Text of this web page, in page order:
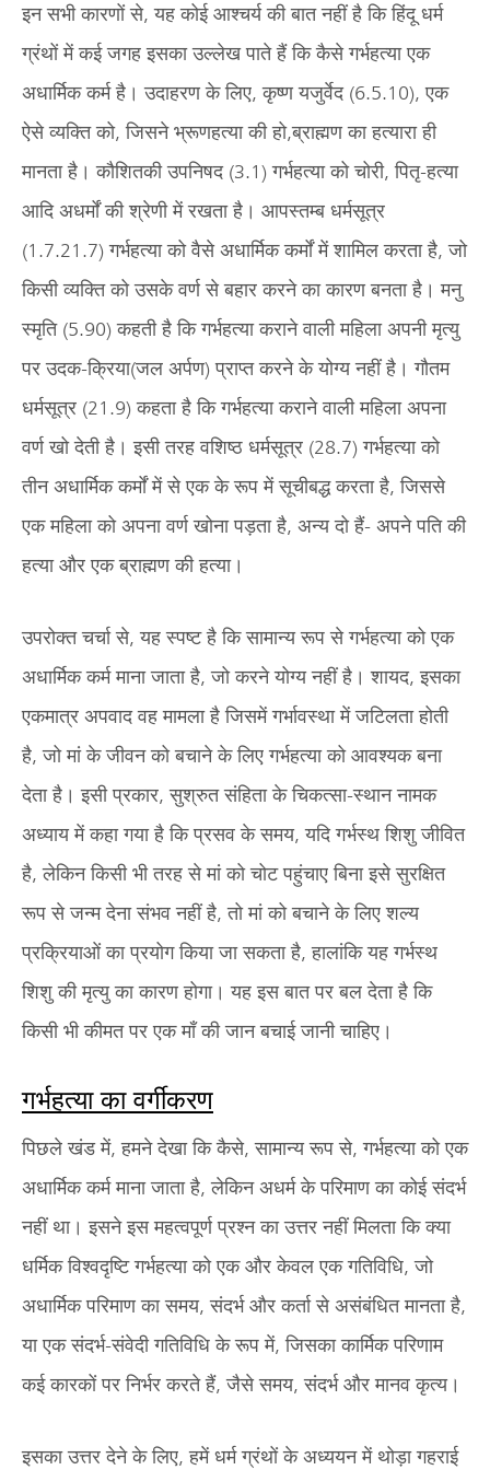
इन सभी कारणों से, यह कोई आश्चर्य की बात नहीं है कि हिंदू धर्म
ग्रंथों में कई जगह इसका उल्लेख पाते हैं कि कैसे गर्भहत्या एक
अधार्मिक कर्म है। उदाहरण के लिए, कृष्ण यजुर्वेद (6.5.10), एक
ऐसे व्यक्ति को, जिसने भ्रूणहत्या की हो,ब्राह्मण का हत्यारा ही
मानता है। कौशितकी उपनिषद (3.1) गर्भहत्या को चोरी, पितृ-हत्या
आदि अधर्मों की श्रेणी में रखता है। आपस्तम्ब धर्मसूत्र
(1.7.21.7) गर्भहत्या को वैसे अधार्मिक कर्मों में शामिल करता है, जो
किसी व्यक्ति को उसके वर्ण से बहार करने का कारण बनता है। मनु
स्मृति (5.90) कहती है कि गर्भहत्या कराने वाली महिला अपनी मृत्यु
पर उदक-क्रिया(जल अर्पण) प्राप्त करने के योग्य नहीं है। गौतम
धर्मसूत्र (21.9) कहता है कि गर्भहत्या कराने वाली महिला अपना
वर्ण खो देती है। इसी तरह वशिष्ठ धर्मसूत्र (28.7) गर्भहत्या को
तीन अधार्मिक कर्मों में से एक के रूप में सूचीबद्ध करता है, जिससे
एक महिला को अपना वर्ण खोना पड़ता है, अन्य दो हैं- अपने पति की
हत्या और एक ब्राह्मण की हत्या।
उपरोक्त चर्चा से, यह स्पष्ट है कि सामान्य रूप से गर्भहत्या को एक
अधार्मिक कर्म माना जाता है, जो करने योग्य नहीं है। शायद, इसका
एकमात्र अपवाद वह मामला है जिसमें गर्भावस्था में जटिलता होती
है, जो मां के जीवन को बचाने के लिए गर्भहत्या को आवश्यक बना
देता है। इसी प्रकार, सुश्रुत संहिता के चिकत्सा-स्थान नामक
अध्याय में कहा गया है कि प्रसव के समय, यदि गर्भस्थ शिशु जीवित
है, लेकिन किसी भी तरह से मां को चोट पहुंचाए बिना इसे सुरक्षित
रूप से जन्म देना संभव नहीं है, तो मां को बचाने के लिए शल्य
प्रक्रियाओं का प्रयोग किया जा सकता है, हालांकि यह गर्भस्थ
शिशु की मृत्यु का कारण होगा। यह इस बात पर बल देता है कि
किसी भी कीमत पर एक माँ की जान बचाई जानी चाहिए।
गर्भहत्या का वर्गीकरण
पिछले खंड में, हमने देखा कि कैसे, सामान्य रूप से, गर्भहत्या को एक
अधार्मिक कर्म माना जाता है, लेकिन अधर्म के परिमाण का कोई संदर्भ
नहीं था। इसने इस महत्वपूर्ण प्रश्न का उत्तर नहीं मिलता कि क्या
धर्मिक विश्वदृष्टि गर्भहत्या को एक और केवल एक गतिविधि, जो
अधार्मिक परिमाण का समय, संदर्भ और कर्ता से असंबंधित मानता है,
या एक संदर्भ-संवेदी गतिविधि के रूप में, जिसका कार्मिक परिणाम
कई कारकों पर निर्भर करते हैं, जैसे समय, संदर्भ और मानव कृत्य।
इसका उत्तर देने के लिए, हमें धर्म ग्रंथों के अध्ययन में थोड़ा गहराई